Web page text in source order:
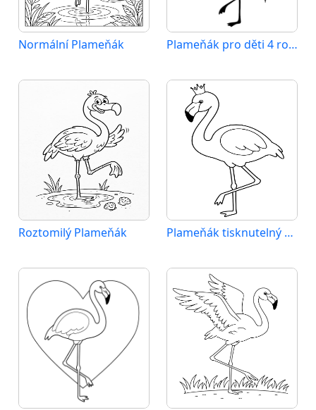
Normální Plameňák Plameňák pro děti 4 roky
Roztomilý Plameňák Plameňák tisknutelný pro děti